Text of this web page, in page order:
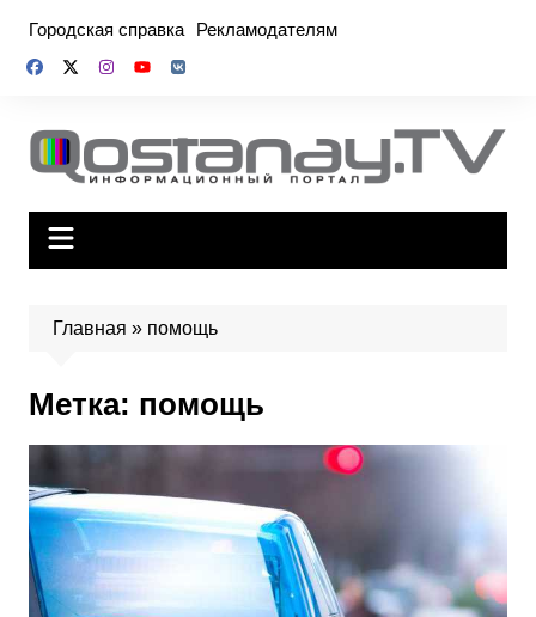
содержимому
Городская справка Рекламодателям
Главная » помощь
Метка: помощь